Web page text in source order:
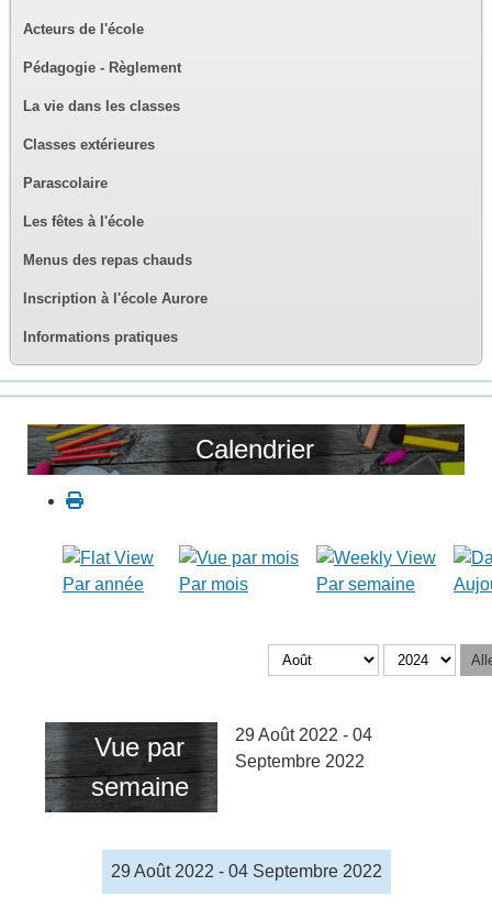
Acteurs de l'école
Pédagogie - Règlement
La vie dans les classes
Classes extérieures
Parascolaire
Les fêtes à l'école
Menus des repas chauds
Inscription à l'école Aurore
Informations pratiques
Calendrier
Par année Par mois Par semaine
Vue par
semaine
29 Août 2022 - 04
Septembre 2022
29 Août 2022 - 04 Septembre 2022